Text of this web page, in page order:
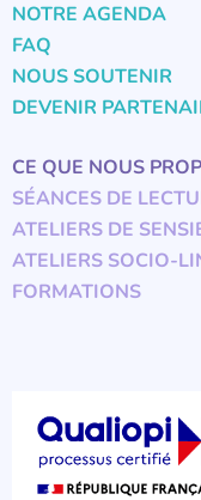
NOTRE AGENDA
FAQ
NOUS SOUTENIR
DEVENIR
CE QUE NOUS
SÉANCES DE
ATELIERS DE
ATELIERS SOCIO-
FORMATIONS